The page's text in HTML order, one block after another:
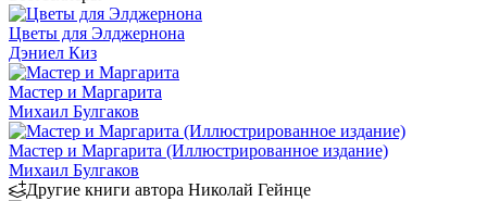
Цветы для Элджернона
Дэниел Киз
Мастер и Маргарита
Михаил Булгаков
Мастер и Маргарита (Иллюстрированное издание)
Михаил Булгаков
Другие книги автора Николай Гейнце